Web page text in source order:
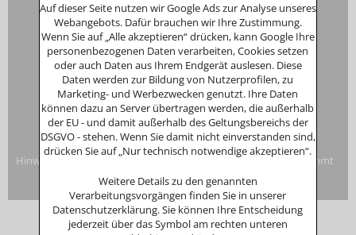
InhaberinAnna Putz
Niederperlesreut 52
94157 Perlesreut
Tel. 0049 (0)8555/691
Fax: 0049 (0)8555/8856
Internet:www.putzwerbung.de
eMail:info@putzwerbung.de
USt-ID: DE 358297667
St.Nr.: 157/259/80938
Impressum & Datenschutz
Hinweise zur Verbraucherstreitbeilegung: Das Unternehmen nimmt
nicht an Streitbeilegungsverfahren vor einer
Verbraucherschlichtungsstelle teil.
Auf dieser Seite nutzen wir Google Ads zur Analyse unseres
Webangebots. Dafür brauchen wir Ihre Zustimmung.
Wenn Sie auf „Alle akzeptieren“ drücken, kann Google Ihre
personenbezogenen Daten verarbeiten, Cookies setzen
oder auch Daten aus Ihrem Endgerät auslesen. Diese
Daten werden zur Bildung von Nutzerprofilen, zu
Marketing- und Werbezwecken genutzt. Ihre Daten
können dazu an Server übertragen werden, die außerhalb
der EU - und damit außerhalb des Geltungsbereichs der
DSGVO - stehen. Wenn Sie damit nicht einverstanden sind,
drücken Sie auf „Nur technisch notwendige akzeptieren“.
Weitere Details zu den genannten
Verarbeitungsvorgängen finden Sie in unserer
Datenschutzerklärung. Sie können Ihre Entscheidung
jederzeit über das Symbol am rechten unteren